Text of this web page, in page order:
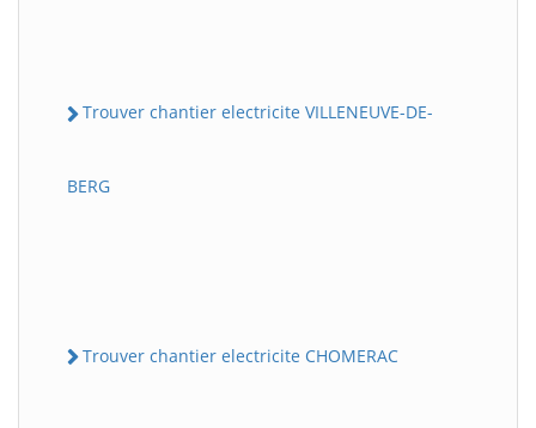
Trouver chantier electricite VILLENEUVE-DE-
BERG
Trouver chantier electricite CHOMERAC